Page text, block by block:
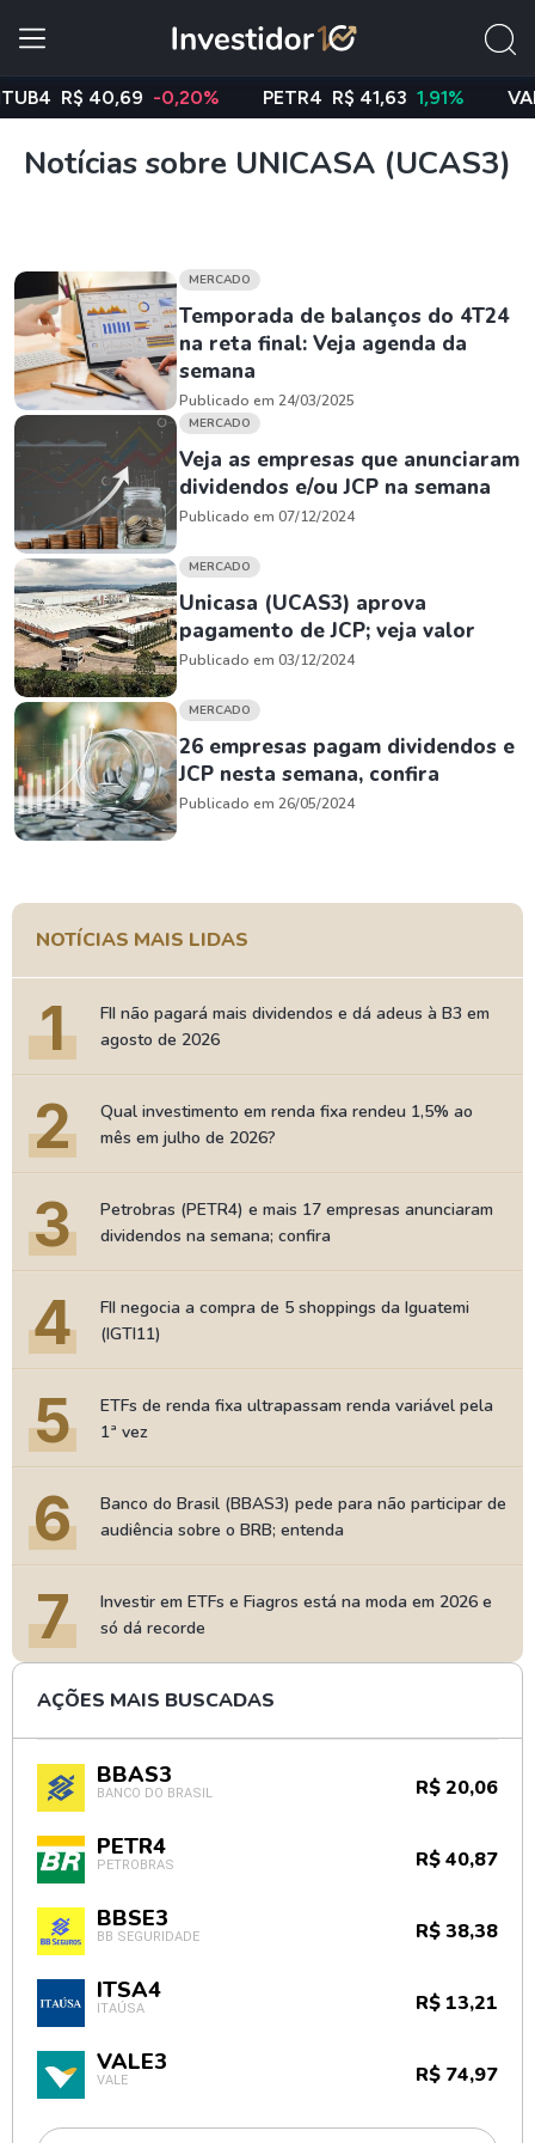
R$ 40,69 -0,20% PETR4 R$ 41,63 1,91% VALE3
Notícias sobre UNICASA (UCAS3)
MERCADO
Temporada de balanços do 4T24
na reta final: Veja agenda da
semana
Publicado em 24/03/2025
MERCADO
Veja as empresas que anunciaram
dividendos e/ou JCP na semana
Publicado em 07/12/2024
MERCADO
Unicasa (UCAS3) aprova
pagamento de JCP; veja valor
Publicado em 03/12/2024
MERCADO
26 empresas pagam dividendos e
JCP nesta semana, confira
Publicado em 26/05/2024
NOTÍCIAS MAIS LIDAS
1
FII não pagará mais dividendos e dá adeus à B3 em
agosto de 2026
2
Qual investimento em renda fixa rendeu 1,5% ao
mês em julho de 2026?
3
Petrobras (PETR4) e mais 17 empresas anunciaram
dividendos na semana; confira
4
FII negocia a compra de 5 shoppings da Iguatemi
(IGTI11)
5
ETFs de renda fixa ultrapassam renda variável pela
1ª vez
6
Banco do Brasil (BBAS3) pede para não participar de
audiência sobre o BRB; entenda
7
Investir em ETFs e Fiagros está na moda em 2026 e
só dá recorde
AÇÕES MAIS BUSCADAS
BBAS3
BANCO DO BRASIL R$ 20,06
PETR4
PETROBRAS R$ 40,87
BBSE3
BB SEGURIDADE R$ 38,38
ITSA4
ITAÚSA R$ 13,21
VALE3
VALE R$ 74,97